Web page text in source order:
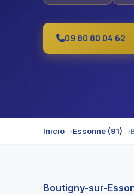
09 80 80 04 62
Inicio Essonne (91)
Boutigny-sur-